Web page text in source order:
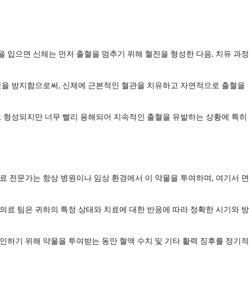
으면 신체는 먼저 출혈을 멈추기 위해 혈전을 형성한 다음, 치유 과정
방지함으로써, 신체에 근본적인 혈관을 치유하고 자연적으로 출혈을
성되지만 너무 빨리 용해되어 지속적인 출혈을 유발하는 상황에 특히
전문가는 항상 병원이나 임상 환경에서 이 약물을 투여하며, 여기서 면
료 팀은 귀하의 특정 상태와 치료에 대한 반응에 따라 정확한 시기와 방
기 위해 약물을 투여받는 동안 혈액 수치 및 기타 활력 징후를 정기적